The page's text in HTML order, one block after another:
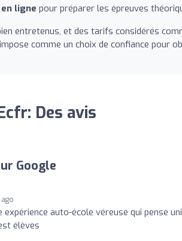
ligne pour préparer les épreuves
entretenus, et des tarifs considérés
comme un choix de confiance pour
Des avis
Google
ago
auto-école véreuse qui pense
élèves